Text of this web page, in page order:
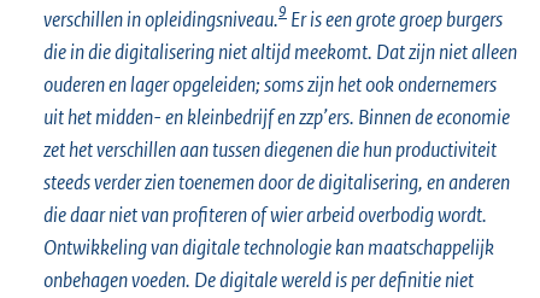
verschillen in opleidingsniveau.9 Er is een grote groep burgers
die in die digitalisering niet altijd meekomt. Dat zijn niet alleen
ouderen en lager opgeleiden; soms zijn het ook ondernemers
uit het midden- en kleinbedrijf en zzp’ers. Binnen de economie
zet het verschillen aan tussen diegenen die hun productiviteit
steeds verder zien toenemen door de digitalisering, en anderen
die daar niet van profiteren of wier arbeid overbodig wordt.
Ontwikkeling van digitale technologie kan maatschappelijk
onbehagen voeden. De digitale wereld is per definitie niet